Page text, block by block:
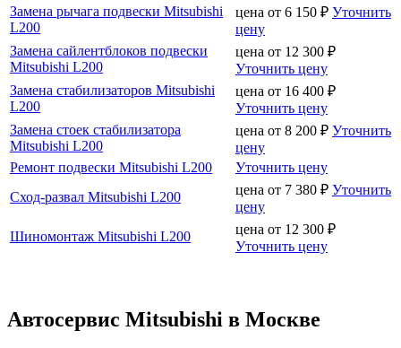
Замена рычага подвески Mitsubishi
L200
цена от 6 150 ₽ Уточнить
цену
Замена сайлентблоков подвески
Mitsubishi L200
цена от 12 300 ₽
Уточнить цену
Замена стабилизаторов Mitsubishi
L200
цена от 16 400 ₽
Уточнить цену
Замена стоек стабилизатора
Mitsubishi L200
цена от 8 200 ₽ Уточнить
цену
Ремонт подвески Mitsubishi L200
Уточнить цену
Сход-развал Mitsubishi L200
цена от 7 380 ₽ Уточнить
цену
Шиномонтаж Mitsubishi L200
цена от 12 300 ₽
Уточнить цену
Автосервис Mitsubishi в Москве